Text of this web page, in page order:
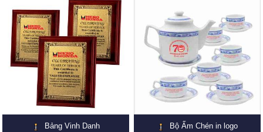
Bảng Vinh Danh Bộ Ấm Chén in logo